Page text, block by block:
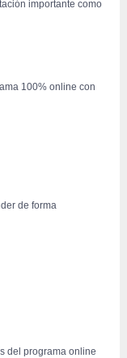
importante como
100% online con
de forma
del programa online